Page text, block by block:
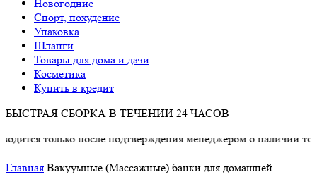
Новогодние
Спорт, похудение
Упаковка
Шланги
Товары для дома и дачи
Косметика
Купить в кредит
БЫСТРАЯ СБОРКА В ТЕЧЕНИИ 24 ЧАСОВ
после подтверждения менеджером о наличии товара.
Главная Вакуумные (Массажные) банки для домашней